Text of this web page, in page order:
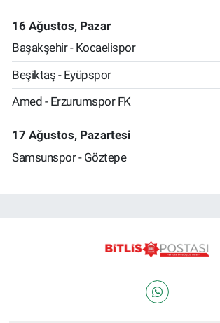
16 Ağustos, Pazar
Başakşehir - Kocaelispor
Beşiktaş - Eyüpspor
Amed - Erzurumspor FK
17 Ağustos, Pazartesi
Samsunspor - Göztepe